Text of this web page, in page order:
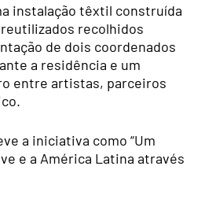
instalação têxtil construída
recolhidos
de dois coordenados
a residência e um
entre artistas, parceiros
a iniciativa como “Um
e a América Latina através